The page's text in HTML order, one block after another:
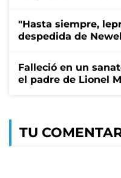
"Hasta siempre,
despedida de
Falleció en un
el padre de Lionel
TU